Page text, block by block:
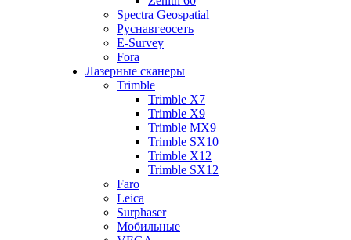
Spectra Geospatial
Руснавгеосеть
E-Survey
Fora
Лазерные сканеры
Trimble
Trimble X7
Trimble X9
Trimble MX9
Trimble SX10
Trimble X12
Trimble SX12
Faro
Leica
Surphaser
Мобильные